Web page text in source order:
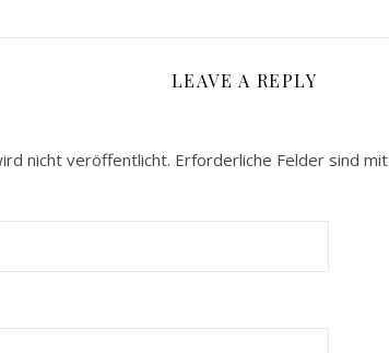
LEAVE A REPLY
nicht veröffentlicht. Erforderliche Felder sind mit